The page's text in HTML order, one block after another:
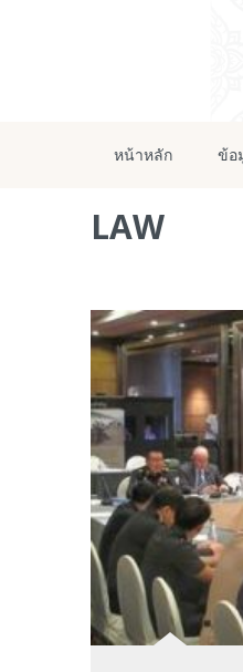
หน้าหลัก ข้อ
LAW